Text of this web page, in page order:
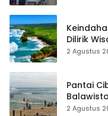
Dilirik
2 Agustus
Pantai
2 Agustus